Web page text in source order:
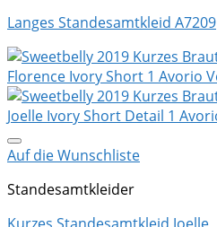
Langes Standesamtkleid A7209
Auf die Wunschliste
Standesamtkleider